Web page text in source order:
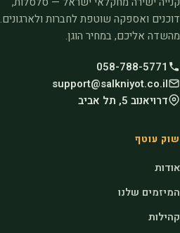
דוכנים ואספקה שוטפת לחברות ולארגונים.
מהשדה אליכם, במחיר הוגן.
058-788-5771
support@salkniyot.co.il
דרויאנוב 5, תל אביב
שוק עוטף
אודות
המיזמים שלנו
קהילות